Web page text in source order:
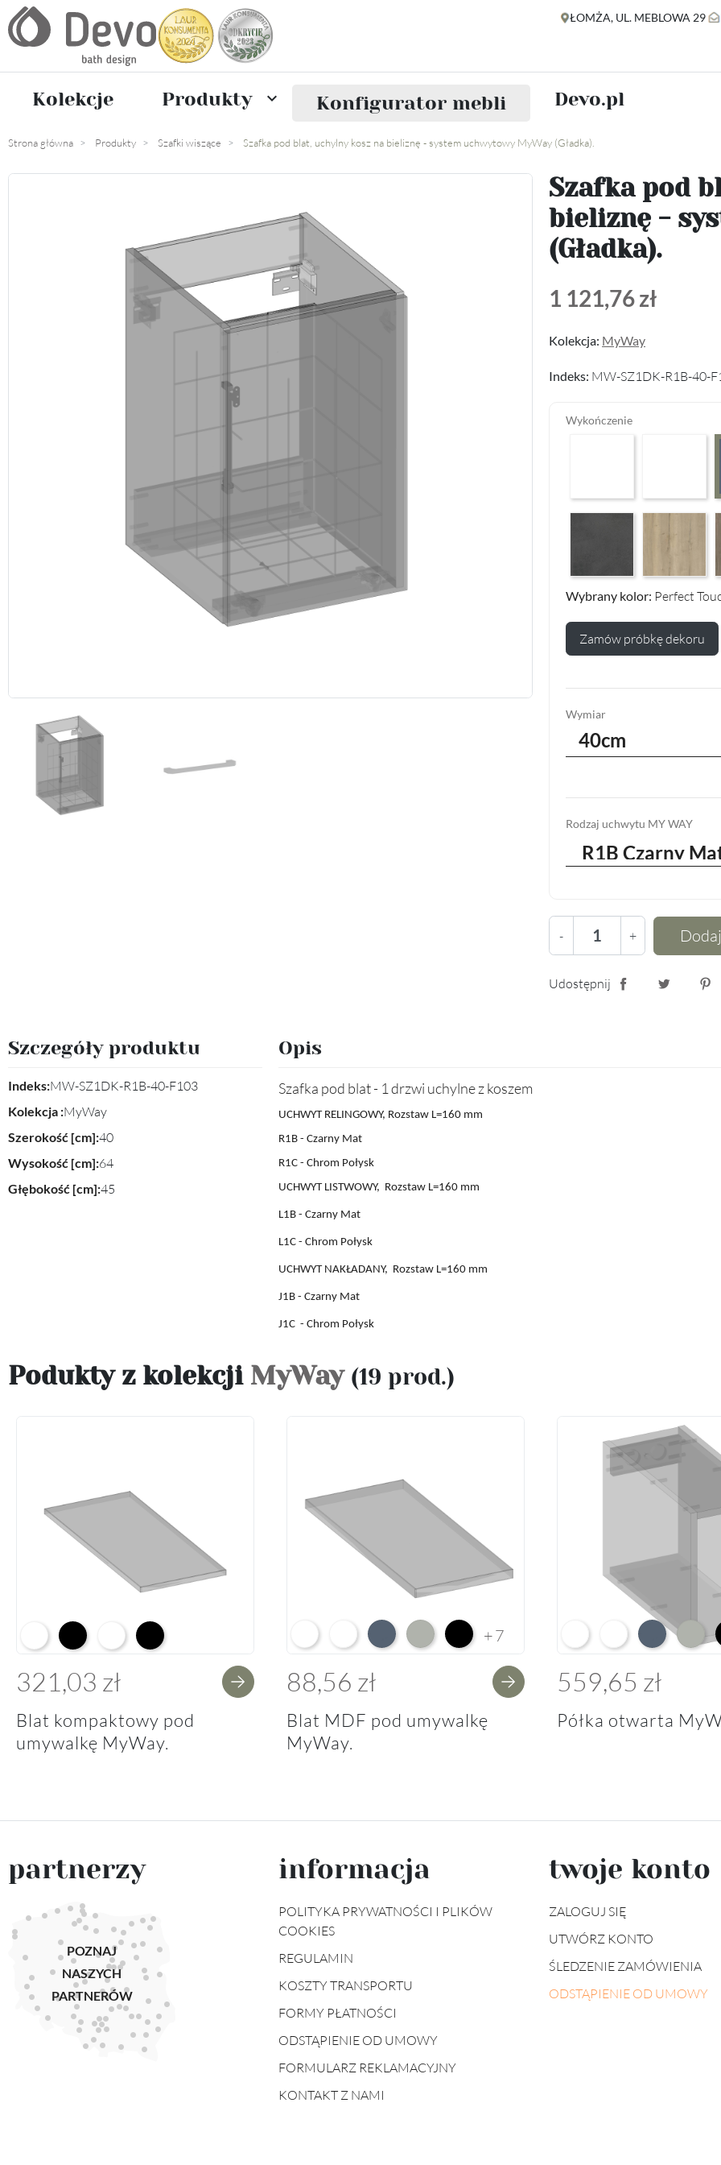
ŁOMŻA, UL. MEBLOWA 29
Kolekcje Produkty  Konfigurator mebli Devo.pl
Strona główna Produkty Szafki wiszące Szafka pod blat, uchylny kosz na bieliznę - system uchwytowy MyWay (Gładka).
Szafka pod
bieliznę -
(Gładka).
1 121,76 zł
Kolekcja: MyWay
Indeks: MW-SZ1DK-R1B-40-
Wykończenie
Premium
Wybrany kolor: Perfect
Zamów próbkę dekoru
Wymiar
40cm
Rodzaj uchwytu MY WAY
- +
Udostępnij
Szczegóły produktu
Indeks:MW-SZ1DK-R1B-40-F103
Kolekcja :MyWay
Szerokość [cm]:40
Wysokość [cm]:64
Głębokość [cm]:45
Opis
Szafka pod blat - 1 drzwi uchylne z koszem
UCHWYT RELINGOWY, Rozstaw L=160 mm
R1B - Czarny Mat
R1C - Chrom Połysk
UCHWYT LISTWOWY, Rozstaw L=160 mm
L1B - Czarny Mat
L1C - Chrom Połysk
UCHWYT NAKŁADANY, Rozstaw L=160 mm
J1B - Czarny Mat
J1C - Chrom Połysk
Podukty z kolekcji MyWay (19 prod.)
Alpine White K02
Black K16Alpine White Struktura K37
K14 Soft Black
321,03 zł
Blat kompaktowy pod
umywalkę MyWay.
Arctic White HG F01
Premium White Supermatt F83
Perfect Touch Parisian Blue F103
Perfect Touch Stahlgrau F105
Czarny Mat Orchidea Nera F56
+7
88,56 zł
Blat MDF pod umywalkę
MyWay.
Arctic White L04Premium White
Perfect Touch
559,65 zł
Półka otwarta
partnerzy
POZNAJ
NASZYCH
PARTNERÓW
informacja
POLITYKA PRYWATNOŚCI I PLIKÓW
COOKIES
REGULAMIN
KOSZTY TRANSPORTU
FORMY PŁATNOŚCI
ODSTĄPIENIE OD UMOWY
FORMULARZ REKLAMACYJNY
KONTAKT Z NAMI
twoje konto
ZALOGUJ SIĘ
UTWÓRZ KONTO
ŚLEDZENIE ZAMÓWIENIA
ODSTĄPIENIE OD UMOWY